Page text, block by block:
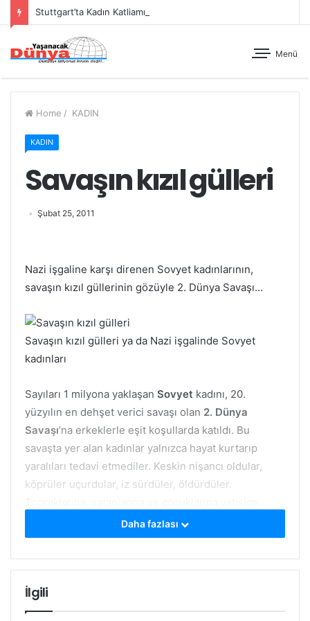
Menü
Home / KADIN
KADIN
Savaşın kızıl gülleri
Şubat 25, 2011
Nazi işgaline karşı direnen Sovyet kadınlarının,
savaşın kızıl güllerinin gözüyle 2. Dünya Savaşı…
Savaşın kızıl gülleri ya da Nazi işgalinde Sovyet
kadınları
Sayıları 1 milyona yaklaşan Sovyet kadını, 20.
yüzyılın en dehşet verici savaşı olan 2. Dünya
Savaşı’na erkeklerle eşit koşullarda katıldı. Bu
savaşta yer alan kadınlar yalnızca hayat kurtarıp
yaralıları tedavi etmediler. Keskin nişancı oldular,
köprüler uçurdular, iz sürdüler, öldürdüler.
saldıran düşmanı yok ettiler.
boyunca 100’den fazla kent, kasaba ve köyde veri
toplayarak oluşturduğu bu kitapta anlatımlarına yer
verilen ikiyüzden fazla kadının, gelin olmayı
Daha fazlası
İlgili